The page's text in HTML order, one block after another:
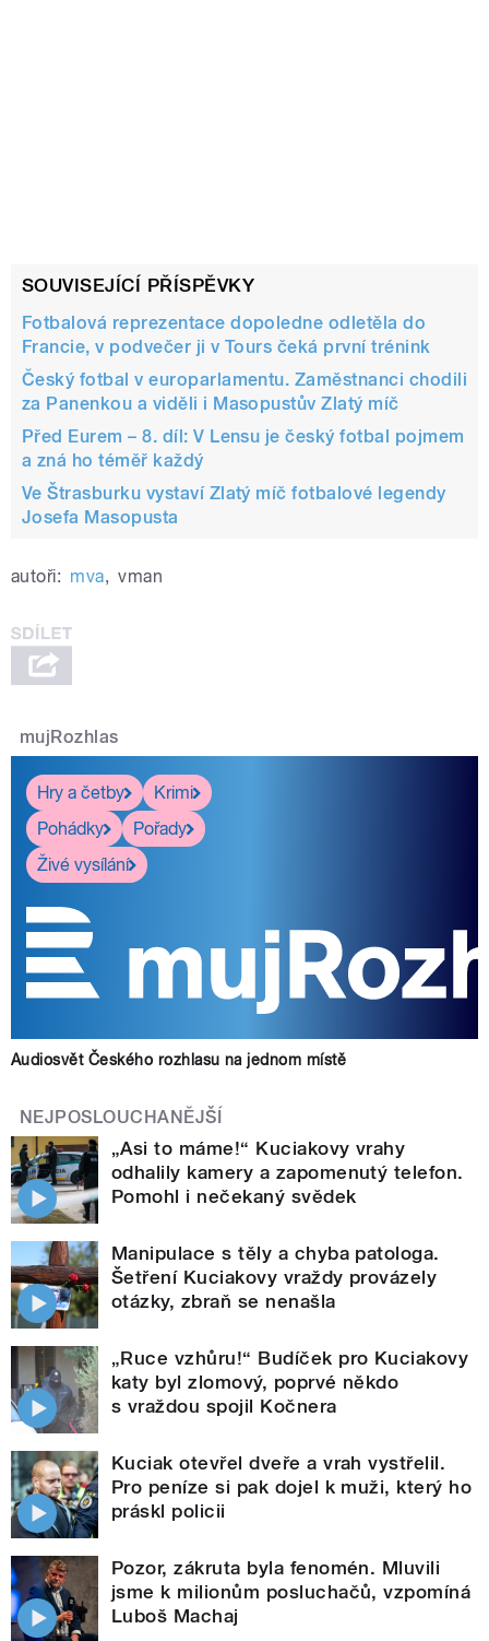
SOUVISEJÍCÍ PŘÍSPĚVKY
Fotbalová reprezentace dopoledne odletěla do
Francie, v podvečer ji v Tours čeká první trénink
Český fotbal v europarlamentu. Zaměstnanci chodili
za Panenkou a viděli i Masopustův Zlatý míč
Před Eurem – 8. díl: V Lensu je český fotbal pojmem
a zná ho téměř každý
Ve Štrasburku vystaví Zlatý míč fotbalové legendy
Josefa Masopusta
autoři: mva, vman
mujRozhlas
Hry a četby
Krimi
Pohádky
Pořady
Živé vysílání
Audiosvět Českého rozhlasu na jednom místě
NEJPOSLOUCHANĚJŠÍ
„Asi to máme!“ Kuciakovy vrahy
odhalily kamery a zapomenutý telefon.
Pomohl i nečekaný svědek
Manipulace s těly a chyba patologa.
Šetření Kuciakovy vraždy provázely
otázky, zbraň se nenašla
„Ruce vzhůru!“ Budíček pro Kuciakovy
katy byl zlomový, poprvé někdo
s vraždou spojil Kočnera
Kuciak otevřel dveře a vrah vystřelil.
Pro peníze si pak dojel k muži, který ho
práskl policii
Pozor, zákruta byla fenomén. Mluvili
jsme k milionům posluchačů, vzpomíná
Luboš Machaj